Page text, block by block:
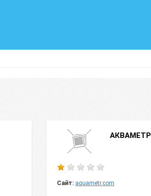
АКВАМЕТР
Сайт: aquametr.com